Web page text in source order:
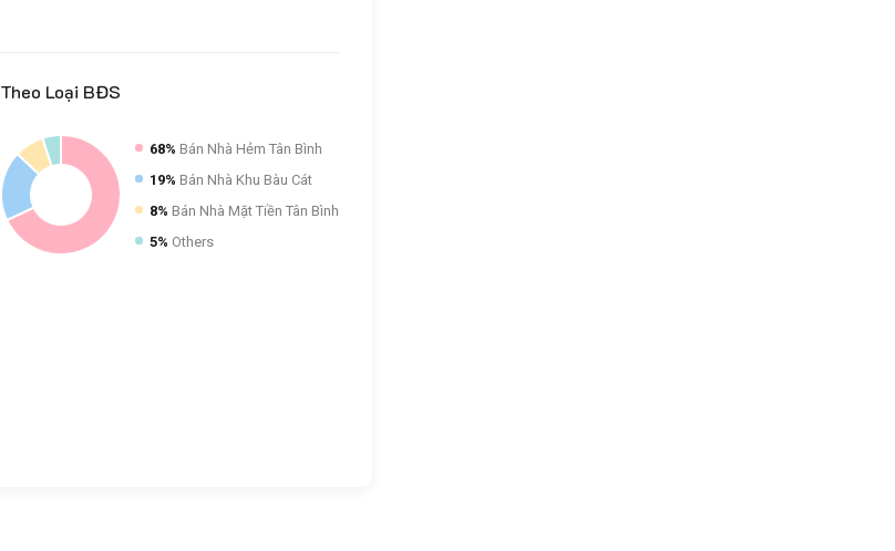
Theo Loại BĐS
68% Bán Nhà Hẻm Tân Bình
19% Bán Nhà Khu Bàu Cát
8% Bán Nhà Mặt Tiền Tân Bình
5% Others